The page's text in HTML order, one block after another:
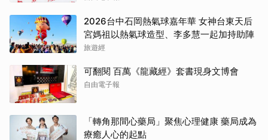
2026台中石岡熱氣球嘉年華 女神台東天后
宮媽祖以熱氣球造型、李多慧一起加持助陣
旅遊經
可翻閱 百萬《龍藏經》套書現身文博會
自由電子報
「轉角那間心藥局」聚焦心理健康 藥局成為
療癒人心的起點